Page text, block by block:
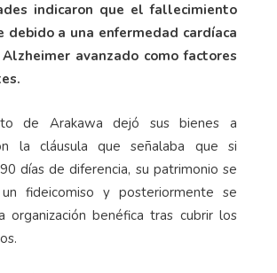
indicaron que el fallecimiento
debido a una enfermedad cardíaca
avanzado como factores
de Arakawa dejó sus bienes a
la cláusula que señalaba que si
días de diferencia, su patrimonio se
fideicomiso y posteriormente se
organización benéfica tras cubrir los